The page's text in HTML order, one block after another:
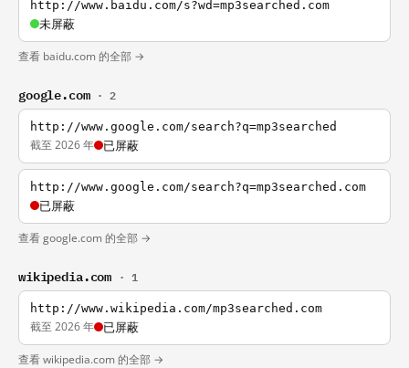
http://www.baidu.com/s?wd=mp3searched.com
未屏蔽
查看 baidu.com 的全部 →
google.com · 2
http://www.google.com/search?q=mp3searched
截至 2026 年 已屏蔽
http://www.google.com/search?q=mp3searched.com
已屏蔽
查看 google.com 的全部 →
wikipedia.com · 1
http://www.wikipedia.com/mp3searched.com
截至 2026 年 已屏蔽
查看 wikipedia.com 的全部 →